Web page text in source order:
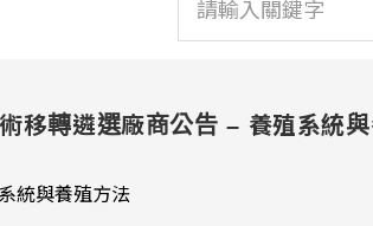
移轉遴選廠商公告 – 養殖系統
統與養殖方法